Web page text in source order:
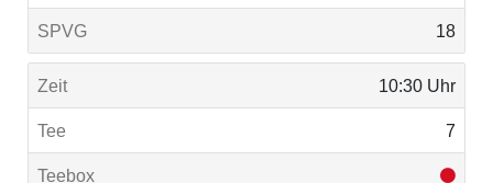
18
10:30 Uhr
7